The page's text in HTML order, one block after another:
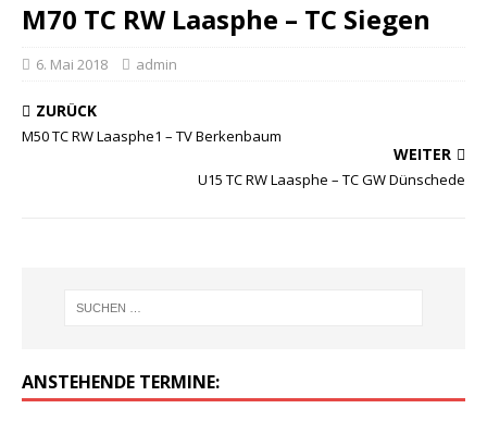
M70 TC RW Laasphe – TC Siegen
6. Mai 2018 admin
ZURÜCK
M50 TC RW Laasphe1 – TV Berkenbaum
WEITER
U15 TC RW Laasphe – TC GW Dünschede
ANSTEHENDE TERMINE: